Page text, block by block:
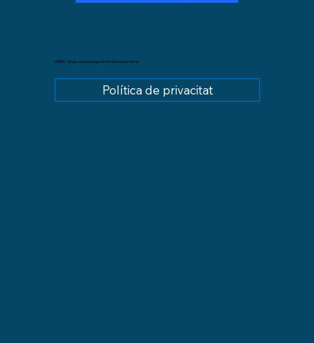
GREM - Grupo de Investigación en Educación Moral
Política de privacitat